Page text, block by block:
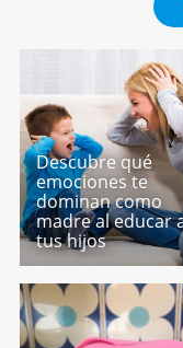
Descubre qué
emociones te
dominan como
madre al educar
tus hijos